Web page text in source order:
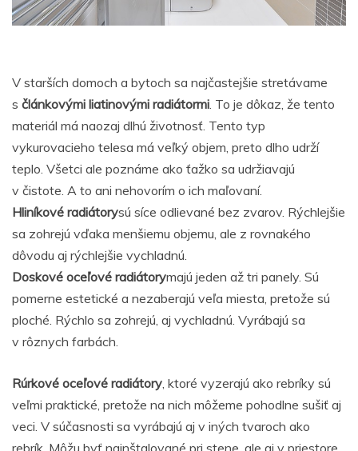
V starších domoch a bytoch sa najčastejšie stretávame
s článkovými liatinovými radiátormi . To je dôkaz, že tento
materiál má naozaj dlhú životnosť. Tento typ
vykurovacieho telesa má veľký objem, preto dlho udrží
teplo. Všetci ale poznáme ako ťažko sa udržiavajú
v čistote. A to ani nehovorím o ich maľovaní.
Hliníkové radiátorysú síce odlievané bez zvarov. Rýchlejšie
sa zohrejú vďaka menšiemu objemu, ale z rovnakého
dôvodu aj rýchlejšie vychladnú.
Doskové oceľové radiátorymajú jeden až tri panely. Sú
pomerne estetické a nezaberajú veľa miesta, pretože sú
ploché. Rýchlo sa zohrejú, aj vychladnú. Vyrábajú sa
v rôznych farbách.
Rúrkové oceľové radiátory , ktoré vyzerajú ako rebríky sú
veľmi praktické, pretože na nich môžeme pohodlne sušiť aj
veci. V súčasnosti sa vyrábajú aj v iných tvaroch ako
rebrík. Môžu byť nainštalované pri stene, ale aj v priestore.